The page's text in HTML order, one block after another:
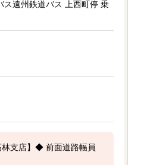
ス遠州鉄道バス 上西町停 乗
支店】◆ 前面道路幅員